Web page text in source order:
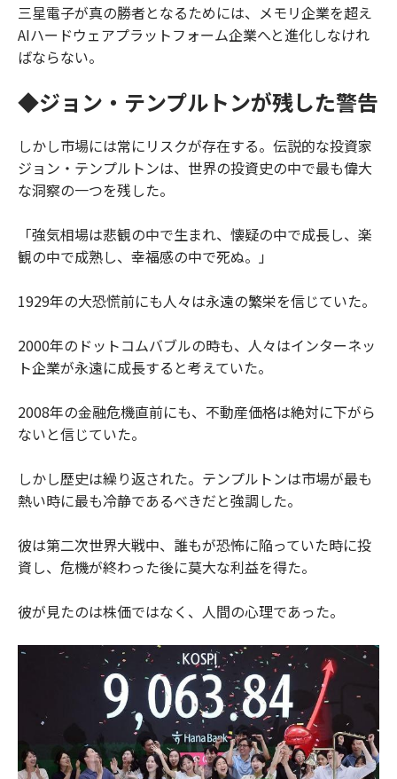
三星電子が真の勝者となるためには、メモリ企業を超え
AIハードウェアプラットフォーム企業へと進化しなけれ
ばならない。
◆ジョン・テンプルトンが残した警告
しかし市場には常にリスクが存在する。伝説的な投資家
ジョン・テンプルトンは、世界の投資史の中で最も偉大
な洞察の一つを残した。
「強気相場は悲観の中で生まれ、懐疑の中で成長し、楽
観の中で成熟し、幸福感の中で死ぬ。」
1929年の大恐慌前にも人々は永遠の繁栄を信じていた。
2000年のドットコムバブルの時も、人々はインターネッ
ト企業が永遠に成長すると考えていた。
2008年の金融危機直前にも、不動産価格は絶対に下がら
ないと信じていた。
しかし歴史は繰り返された。テンプルトンは市場が最も
熱い時に最も冷静であるべきだと強調した。
彼は第二次世界大戦中、誰もが恐怖に陥っていた時に投
資し、危機が終わった後に莫大な利益を得た。
彼が見たのは株価ではなく、人間の心理であった。